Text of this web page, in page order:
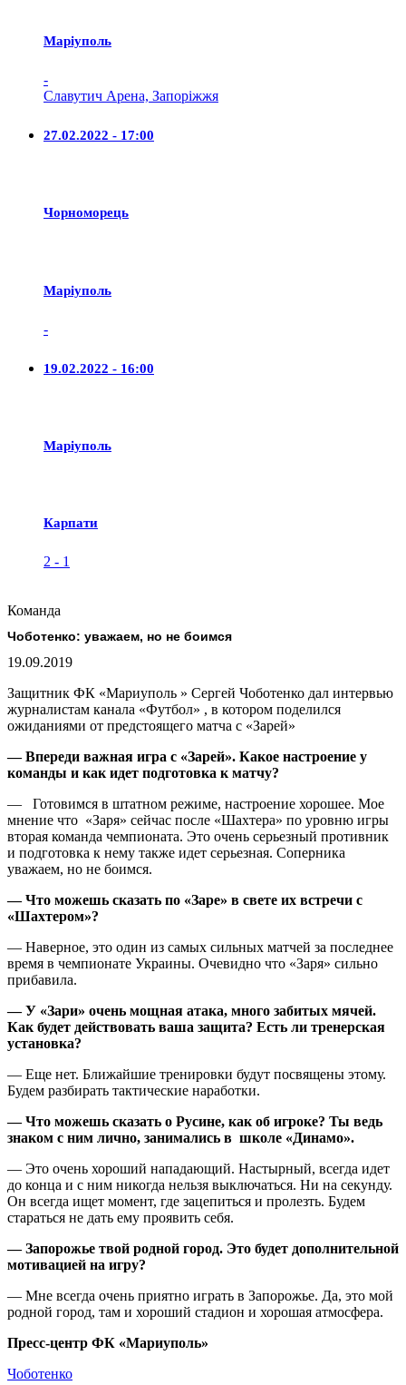
Маріуполь
-
Славутич Арена, Запоріжжя
27.02.2022 - 17:00
Чорноморець
Маріуполь
-
19.02.2022 - 16:00
Маріуполь
Карпати
2 - 1
Команда
Чоботенко: уважаем, но не боимся
19.09.2019
Защитник ФК «Мариуполь » Сергей Чоботенко дал интервью
журналистам канала «Футбол» , в котором поделился
ожиданиями от предстоящего матча с «Зарей»
— Впереди важная игра с «Зарей». Какое настроение у
команды и как идет подготовка к матчу?
— Готовимся в штатном режиме, настроение хорошее. Мое
мнение что «Заря» сейчас после «Шахтера» по уровню игры
вторая команда чемпионата. Это очень серьезный противник
и подготовка к нему также идет серьезная. Соперника
уважаем, но не боимся.
— Что можешь сказать по «Заре» в свете их встречи с
«Шахтером»?
— Наверное, это один из самых сильных матчей за последнее
время в чемпионате Украины. Очевидно что «Заря» сильно
прибавила.
— У «Зари» очень мощная атака, много забитых мячей.
Как будет действовать ваша защита? Есть ли тренерская
установка?
— Еще нет. Ближайшие тренировки будут посвящены этому.
Будем разбирать тактические наработки.
— Что можешь сказать о Русине, как об игроке? Ты ведь
знаком с ним лично, занимались в школе «Динамо».
— Это очень хороший нападающий. Настырный, всегда идет
до конца и с ним никогда нельзя выключаться. Ни на секунду.
Он всегда ищет момент, где зацепиться и пролезть. Будем
стараться не дать ему проявить себя.
— Запорожье твой родной город. Это будет дополнительной
мотивацией на игру?
— Мне всегда очень приятно играть в Запорожье. Да, это мой
родной город, там и хороший стадион и хорошая атмосфера.
Пресс-центр ФК «Мариуполь»
Чоботенко